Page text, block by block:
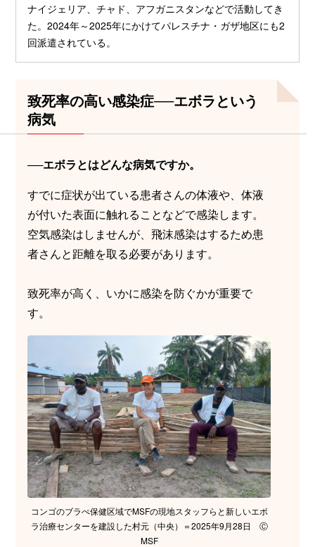
ナイジェリア、チャド、アフガニスタンなどで活動してき
た。2024年～2025年にかけてパレスチナ・ガザ地区にも2
回派遣されている。
致死率の高い感染症──エボラという
病気
──エボラとはどんな病気ですか。
すでに症状が出ている患者さんの体液や、体液
が付いた表面に触れることなどで感染します。
空気感染はしませんが、飛沫感染はするため患
者さんと距離を取る必要があります。
致死率が高く、いかに感染を防ぐかが重要で
す。
コンゴのブラぺ保健区域でMSFの現地スタッフらと新しいエボ
ラ治療センターを建設した村元（中央）＝2025年9月28日 Ⓒ
MSF